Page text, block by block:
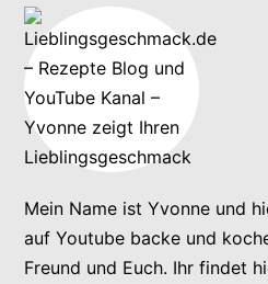
Mein Name ist Yvonne und
auf Youtube backe und
Freund und Euch. Ihr findet